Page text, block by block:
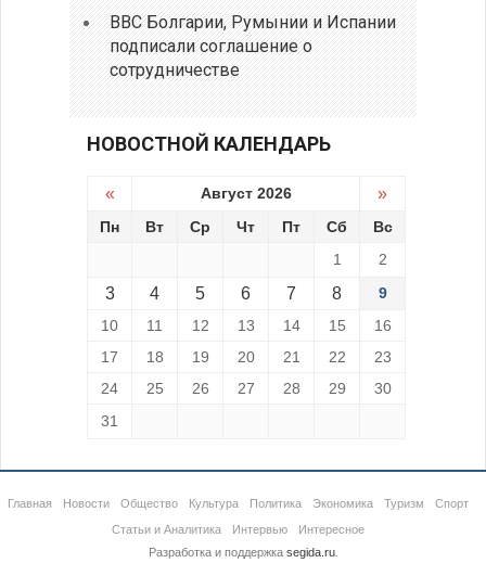
ВВС Болгарии, Румынии и Испании
подписали соглашение о
сотрудничестве
НОВОСТНОЙ КАЛЕНДАРЬ
« Август 2026 »
Пн Вт Ср Чт Пт Сб
Вс
1
2
3 4 5 6 7 8
9
10
11 12 13 14 15
16
17
18 19 20 21 22
23
24
25 26 27 28 29
30
31
Главная Новости Общество Культура Политика Экономика Туризм
Спорт
Статьи и Аналитика
Интервью
Интересное
Разработка и поддержка segida.ru.